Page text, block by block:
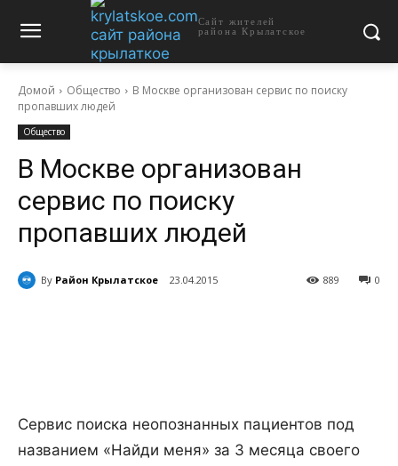
Сайт жителей
района Крылатское
Домой Общество
В Москве организован сервис по поиску
пропавших людей
Общество
В Москве организован
сервис по поиску
пропавших людей
By Район Крылатское 23.04.2015 0
889
Сервис поиска неопознанных пациентов под
названием «Найди меня» за 3 месяца своего